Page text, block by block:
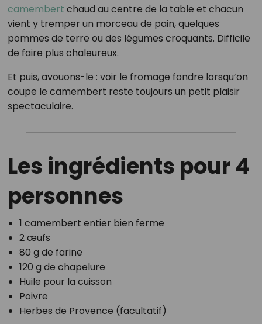
camembert chaud au centre de la table et chacun
vient y tremper un morceau de pain, quelques
pommes de terre ou des légumes croquants. Difficile
de faire plus chaleureux.
Et puis, avouons-le : voir le fromage fondre lorsqu’on
coupe le camembert reste toujours un petit plaisir
spectaculaire.
Les ingrédients pour 4
personnes
1 camembert entier bien ferme
2 œufs
80 g de farine
120 g de chapelure
Huile pour la cuisson
Poivre
Herbes de Provence (facultatif)